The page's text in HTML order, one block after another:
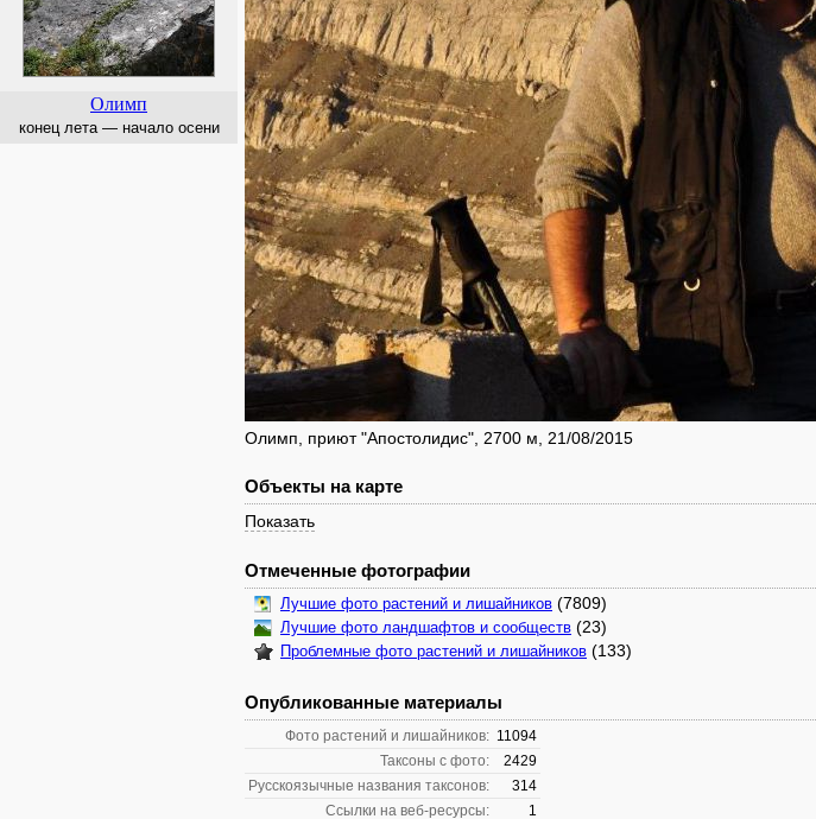
Олимп
конец лета — начало осени
Олимп, приют "Апостолидис", 2700 м, 21/08/2015
Объекты на карте
Показать
Отмеченные фотографии
Лучшие фото растений и лишайников (7809)
Лучшие фото ландшафтов и сообществ (23)
Проблемные фото растений и лишайников (133)
Опубликованные материалы
Фото растений и лишайников: 11094
Таксоны с фото:
2429
Русскоязычные названия таксонов:
314
Ссылки на веб-ресурсы:
1